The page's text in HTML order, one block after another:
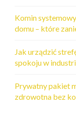
Komin
domu – które
Jak urządzić
spokoju w
Prywatny pakiet
zdrowotna bez